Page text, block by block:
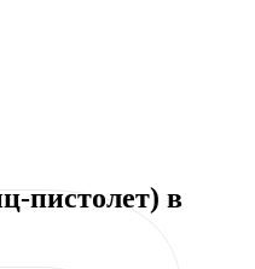
пистолет) в